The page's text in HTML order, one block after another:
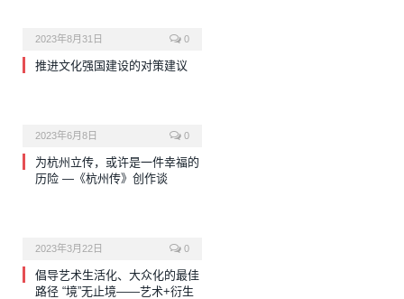
2023年8月31日 0
推进文化强国建设的对策建议
2023年6月8日 0
为杭州立传，或许是一件幸福的
历险 —《杭州传》创作谈
2023年3月22日 0
倡导艺术生活化、大众化的最佳
路径 “境”无止境——艺术+衍生